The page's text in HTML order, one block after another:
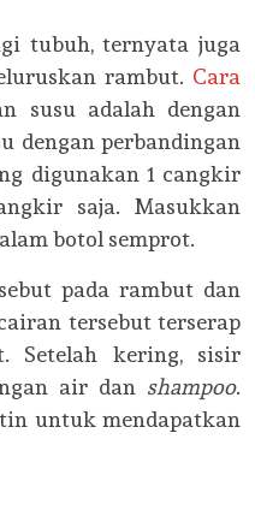
tubuh, ternyata juga
rambut. Cara
susu adalah dengan
dengan perbandingan
digunakan 1 cangkir
saja. Masukkan
botol semprot.
pada rambut dan
tersebut terserap
Setelah kering, sisir
air dan shampoo.
untuk mendapatkan